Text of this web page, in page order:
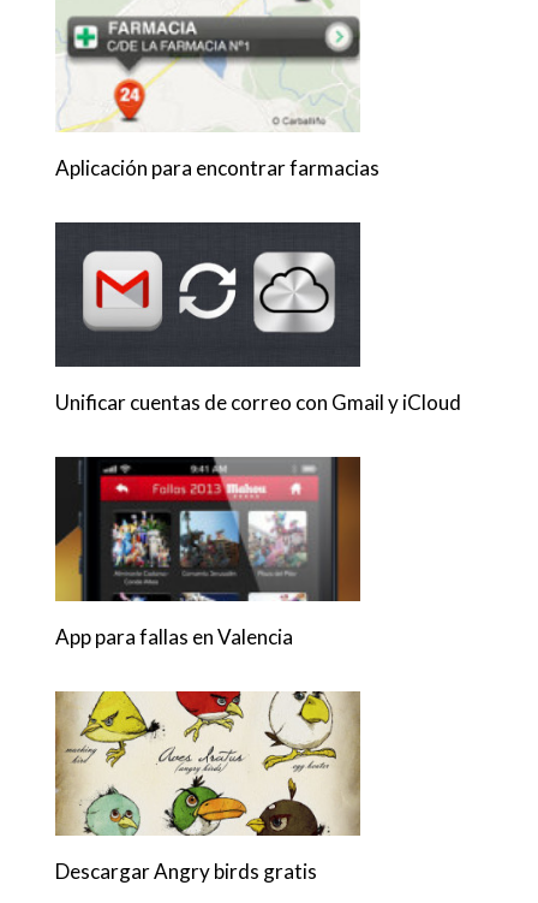
Aplicación para encontrar farmacias
Unificar cuentas de correo con Gmail y iCloud
App para fallas en Valencia
Descargar Angry birds gratis